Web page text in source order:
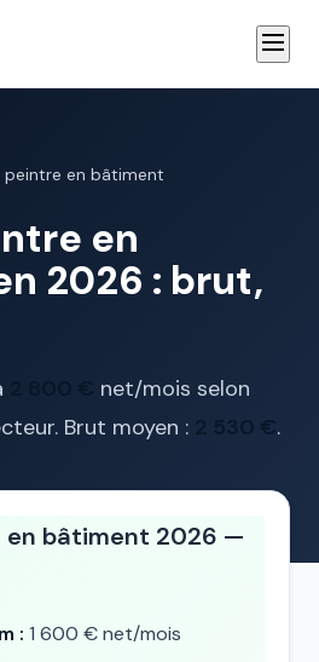
peintre en bâtiment
en
2026 : brut,
net/mois selon
Brut moyen :
2 530 €.
en bâtiment 2026 —
: 1 600 € net/mois